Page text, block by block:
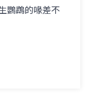
鸚鵡的喙差不